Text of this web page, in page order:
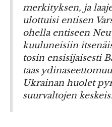
merkityksen, ja
ulottuisi entisen
ohella entiseen
kuuluneisiin
tosin ensisijaisesti
taas
Ukrainan huolet
suurvaltojen